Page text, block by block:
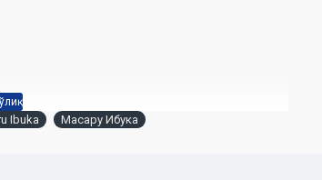
Ibuka Масару Ибука